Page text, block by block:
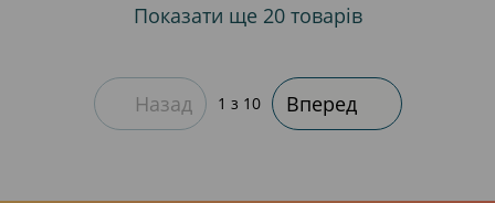
Показати ще 20 товарів
Назад 1 з 10 Вперед